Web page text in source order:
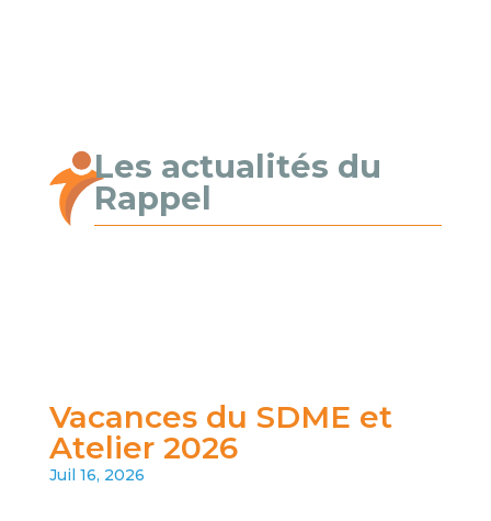
Les actualités du
Rappel
Vacances du SDME et
Atelier 2026
Juil 16, 2026